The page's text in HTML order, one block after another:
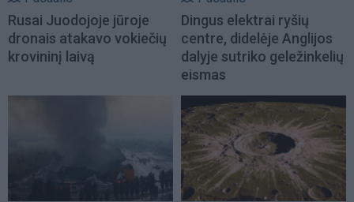
Rusai Juodojoje jūroje
dronais atakavo vokiečių
krovininį laivą
Dingus elektrai ryšių
centre, didelėje Anglijos
dalyje sutriko geležinkelių
eismas